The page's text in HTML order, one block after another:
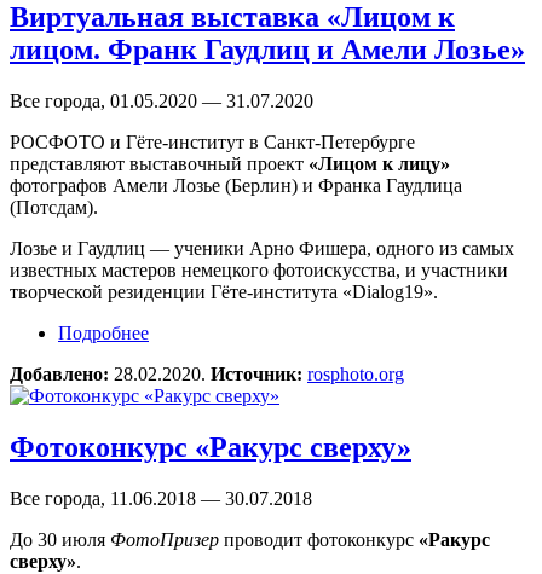
Виртуальная выставка «Лицом к
лицом. Франк Гаудлиц и Амели Лозье»
Все города, 01.05.2020 — 31.07.2020
РОСФОТО и Гёте-институт в Санкт-Петербурге
представляют выставочный проект «Лицом к лицу»
фотографов Амели Лозье (Берлин) и Франка Гаудлица
(Потсдам).
Лозье и Гаудлиц — ученики Арно Фишера, одного из самых
известных мастеров немецкого фотоискусства, и участники
творческой резиденции Гёте-института «Dialog19».
Подробнее
Добавлено: 28.02.2020. Источник: rosphoto.org
Фотоконкурс «Ракурс сверху»
Все города, 11.06.2018 — 30.07.2018
До 30 июля ФотоПризер проводит фотоконкурс «Ракурс
сверху».